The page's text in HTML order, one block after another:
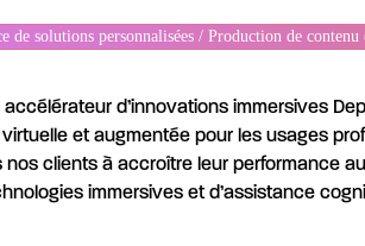
de solutions personnalisées / Production de
accélérateur d’innovations immersives
et augmentée pour les usages
nos clients à accroître leur performance
immersives et d’assistance